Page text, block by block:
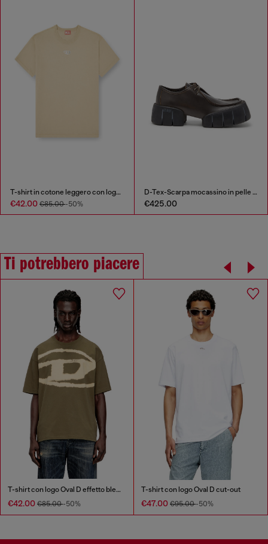
T-shirt in cotone leggero con logo Oval D metallizzato
€42.00 €85.00-50%
D-Tex-Scarpa mocassino in pelle spazzolata
€425.00
Ti potrebbero piacere
T-shirt con logo Oval D effetto bleach
€42.00 €85.00-50%
T-shirt con logo Oval D cut-out
€47.00 €95.00-50%